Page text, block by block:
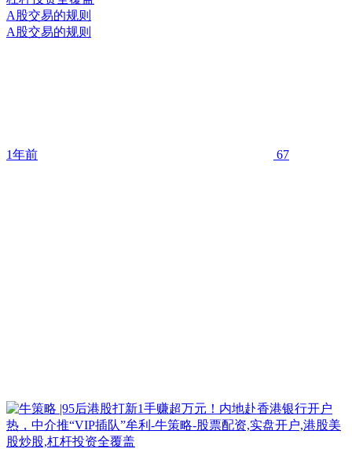
A股交易的规则
A股交易的规则
1年前 67